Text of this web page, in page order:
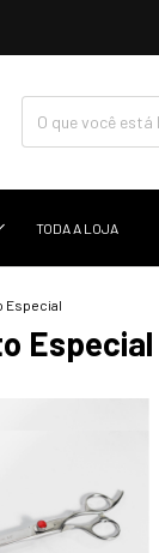
TODA A LOJA
Especial
Especial